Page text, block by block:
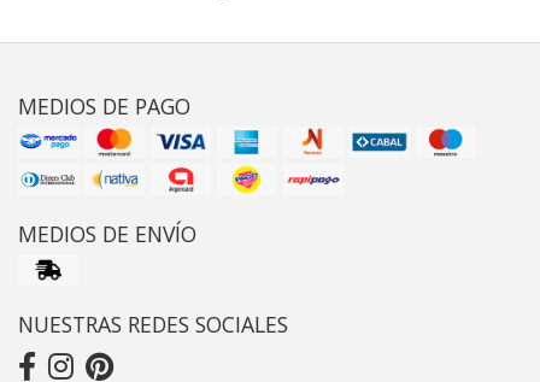
MEDIOS DE PAGO
MEDIOS DE ENVÍO
NUESTRAS REDES SOCIALES